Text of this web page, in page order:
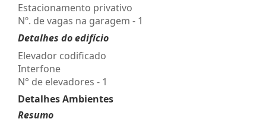
Estacionamento privativo
Nº. de vagas na garagem - 1
Detalhes do edifício
Elevador codificado
Interfone
N° de elevadores - 1
Detalhes Ambientes
Resumo